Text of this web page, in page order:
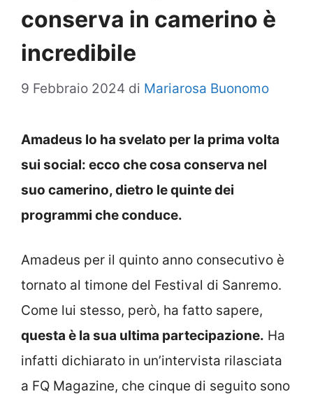
conserva in camerino è
incredibile
9 Febbraio 2024 di Mariarosa Buonomo
Amadeus lo ha svelato per la prima volta
sui social: ecco che cosa conserva nel
suo camerino, dietro le quinte dei
programmi che conduce.
Amadeus per il quinto anno consecutivo è
tornato al timone del Festival di Sanremo.
Come lui stesso, però, ha fatto sapere,
questa è la sua ultima partecipazione. Ha
infatti dichiarato in un’intervista rilasciata
a FQ Magazine, che cinque di seguito sono